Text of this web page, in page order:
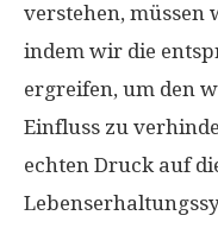
verstehen, müssen
indem wir die
ergreifen, um den
Einfluss zu
echten Druck auf